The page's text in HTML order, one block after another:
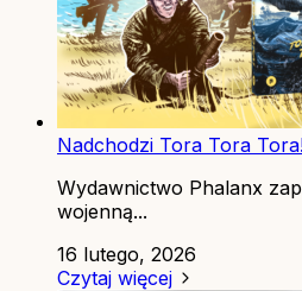
Nadchodzi Tora Tora
Wydawnictwo Phalanx
wojenną...
16 lutego, 2026
Czytaj więcej